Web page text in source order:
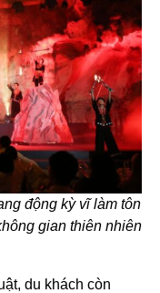
động kỳ vĩ làm tôn
gian thiên nhiên
du khách còn